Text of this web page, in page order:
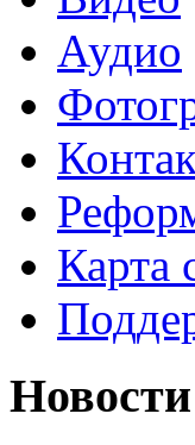
Аудио
Карта
Новости